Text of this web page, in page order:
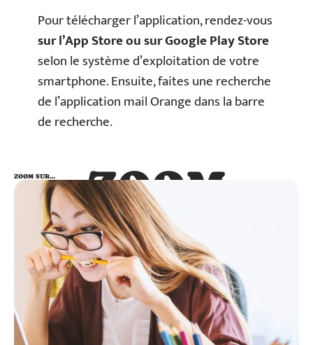
Pour télécharger l’application, rendez-vous
sur l’App Store ou sur Google Play Store
selon le système d’exploitation de votre
smartphone. Ensuite, faites une recherche
de l’application mail Orange dans la barre
de recherche.
ZOOM
SUR…
ZOOM SUR…